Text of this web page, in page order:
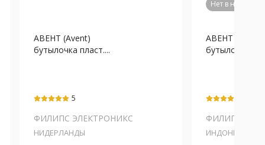
АВЕНТ (Avent)
бутылочка пласт....
5
ФИЛИПС ЭЛЕКТРОНИКС
НИДЕРЛАНДЫ
Нет в наличии
АВЕНТ (Avent)
бутылочка
ФИЛИПС
ИНДОНЕЗИЯ...